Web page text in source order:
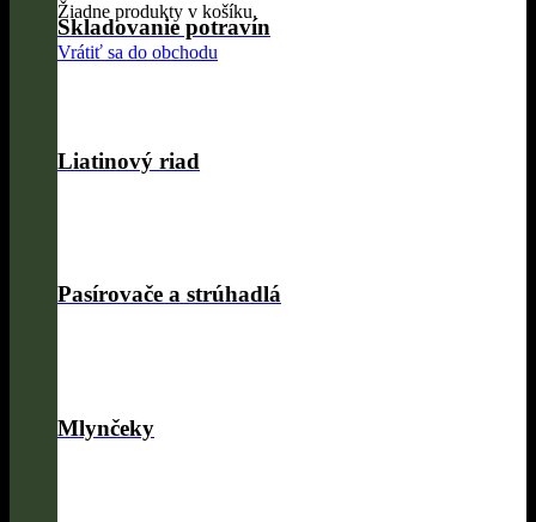
Žiadne produkty v košíku.
Vrátiť sa do obchodu
Skladovanie potravín
Liatinový riad
Pasírovače a strúhadlá
Mlynčeky